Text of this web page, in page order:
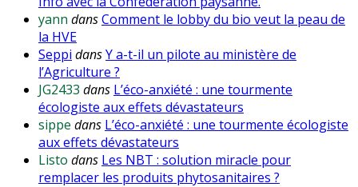
yann dansComment le lobby du bio veut la peau de
la HVE
Seppi dansY a-t-il un pilote au ministère de
l’Agriculture ?
JG2433 dans L’éco-anxiété : une tourmente
écologiste aux effets dévastateurs
sippe dans L’éco-anxiété : une tourmente écologiste
aux effets dévastateurs
Listo dans Les NBT : solution miracle pour
remplacer les produits phytosanitaires ?